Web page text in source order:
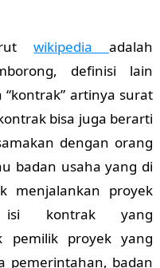
wikipediaadalah
definisi lain
“kontrak” artinya surat
bisa juga berarti
dengan orang
badan usaha yang di
menjalankan proyek
isi kontrak yang
pemilik proyek yang
pemerintahan, badan